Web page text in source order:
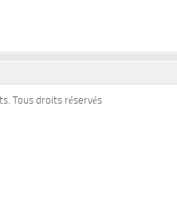
Tous droits réservés